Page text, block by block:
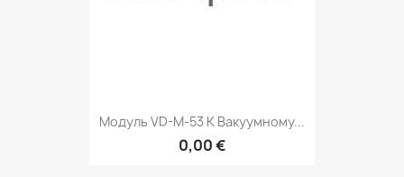
Модуль VD-M-53 К Вакуумному...
0,00 €